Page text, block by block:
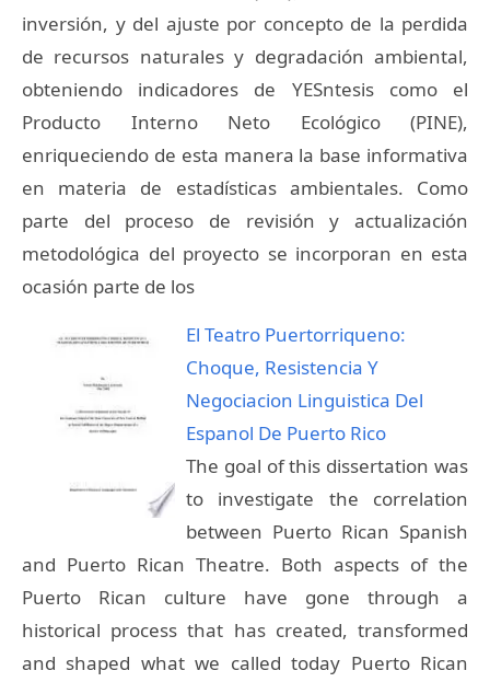
inversión, y del ajuste por concepto de la perdida
de recursos naturales y degradación ambiental,
obteniendo indicadores de YESntesis como el
Producto Interno Neto Ecológico (PINE),
enriqueciendo de esta manera la base informativa
en materia de estadísticas ambientales. Como
parte del proceso de revisión y actualización
metodológica del proyecto se incorporan en esta
ocasión parte de los
El Teatro Puertorriqueno:
Choque, Resistencia Y
Negociacion Linguistica Del
Espanol De Puerto Rico
The goal of this dissertation was
to investigate the correlation
between Puerto Rican Spanish
and Puerto Rican Theatre. Both aspects of the
Puerto Rican culture have gone through a
historical process that has created, transformed
and shaped what we called today Puerto Rican